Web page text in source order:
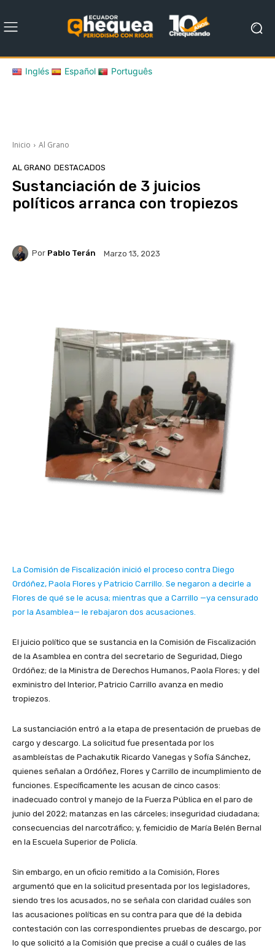
Inglés Español Português
Inicio Al Grano
AL GRANO DESTACADOS
Sustanciación de 3 juicios
políticos arranca con tropiezos
Por Pablo Terán Marzo 13, 2023
La Comisión de Fiscalización inició el proceso contra Diego
Ordóñez, Paola Flores y Patricio Carrillo. Se negaron a decirle a
Flores de qué se le acusa; mientras que a Carrillo —ya censurado
por la Asamblea— le rebajaron dos acusaciones.
El juicio político que se sustancia en la Comisión de Fiscalización
de la Asamblea en contra del secretario de Seguridad, Diego
Ordóñez; de la Ministra de Derechos Humanos, Paola Flores; y del
exministro del Interior, Patricio Carrillo avanza en medio
tropiezos.
La sustanciación entró a la etapa de presentación de pruebas de
cargo y descargo. La solicitud fue presentada por los
asambleístas de Pachakutik Ricardo Vanegas y Sofía Sánchez,
quienes señalan a Ordóñez, Flores y Carrillo de incumplimiento de
funciones. Específicamente les acusan de cinco casos:
inadecuado control y manejo de la Fuerza Pública en el paro de
junio del 2022; matanzas en las cárceles; inseguridad ciudadana;
consecuencias del narcotráfico; y, femicidio de María Belén Bernal
en la Escuela Superior de Policía.
Sin embargo, en un oficio remitido a la Comisión, Flores
argumentó que en la solicitud presentada por los legisladores,
siendo tres los acusados, no se señala con claridad cuáles son
las acusaciones políticas en su contra para que dé la debida
contestación con las correspondientes pruebas de descargo, por
lo que solicitó a la Comisión que precise a cuál o cuáles de las